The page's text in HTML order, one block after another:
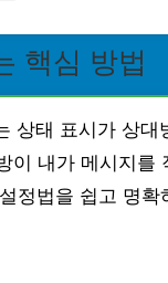
핵심 방법
상태 표시가 상
이 내가 메시지
정법을 쉽고 명확